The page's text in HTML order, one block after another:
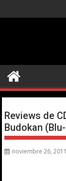
al
Reviews de
Budokan
noviembre 26, 2011